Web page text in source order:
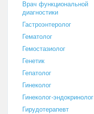
Врач функциональной
диагностики
Гастроэнтеролог
Гематолог
Гемостазиолог
Генетик
Гепатолог
Гинеколог
Гинеколог-эндокринолог
Гирудотерапевт